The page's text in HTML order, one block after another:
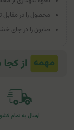
محصول را در مقابل
صابون را در جای
ارسال به تمام